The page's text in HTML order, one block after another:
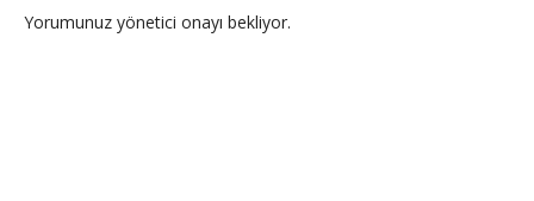
Yorumunuz yönetici onayı bekliyor.